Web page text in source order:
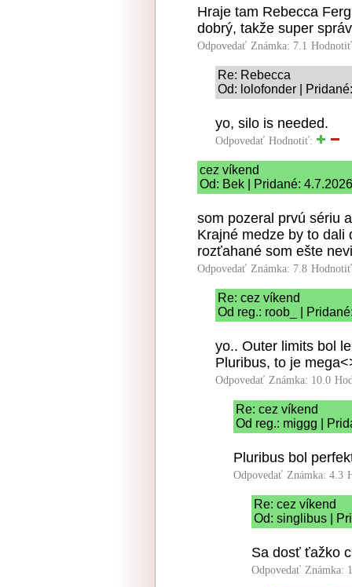
Hraje tam Rebecca
dobrý, takže super
Odpovedať Známka: 7.1
Re: Rebecca
Od: lolofonder |
yo, silo is needed.
Odpovedať Hodnotiť:
cez víkend
Od: Bek | Pridané:
som pozeral prvú sériu
Krajné medze by to dali
rozťahané som ešte
Odpovedať Známka: 7.8
Re: cez víkend
Od reg.: roob_ |
yo.. Outer limits bol
Pluribus, to je
Odpovedať Známka: 10.0
Re: cez víkend
Od reg.: miggg |
Pluribus bol
Odpovedať Známka: 4.3
Re: cez víkend
Od: singlibus |
Sa dosť ťažko
Odpovedať Známka: